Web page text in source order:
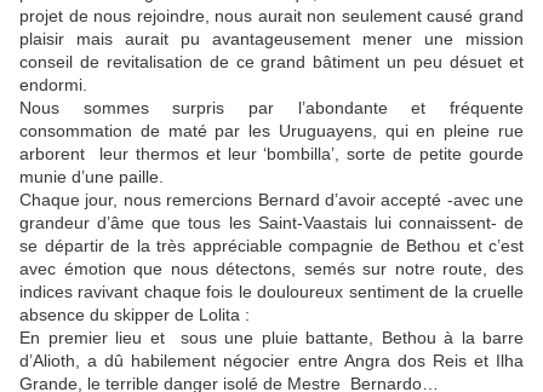
projet de nous rejoindre, nous aurait non seulement causé grand
plaisir mais aurait pu avantageusement mener une mission
conseil de revitalisation de ce grand bâtiment un peu désuet et
endormi.
Nous sommes surpris par l’abondante et fréquente
consommation de maté par les Uruguayens, qui en pleine rue
arborent
leur thermos et leur ‘bombilla’, sorte de petite gourde
munie d’une paille.
Chaque jour, nous remercions Bernard d’avoir accepté -avec une
grandeur d’âme que tous les Saint-Vaastais lui connaissent- de
se départir de la très appréciable compagnie de Bethou et c’est
avec émotion que nous détectons, semés sur notre route, des
indices ravivant chaque fois le douloureux sentiment de la cruelle
absence du skipper de Lolita :
En premier lieu et
sous une pluie battante, Bethou à la barre
d’Alioth, a dû habilement négocier entre Angra dos Reis et Ilha
Grande, le terrible danger isolé de Mestre Bernardo…